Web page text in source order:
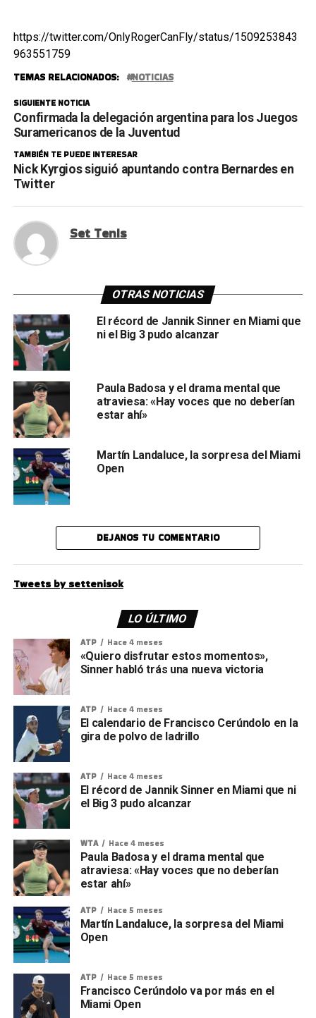
https://twitter.com/OnlyRogerCanFly/status/1509253843
963551759
TEMAS RELACIONADOS: NOTICIAS
SIGUIENTE NOTICIA
Confirmada la delegación argentina para los Juegos
Suramericanos de la Juventud
TAMBIÉN TE PUEDE INTERESAR
Nick Kyrgios siguió apuntando contra Bernardes en
Twitter
Set Tenis
OTRAS NOTICIAS
El récord de Jannik Sinner en Miami que
ni el Big 3 pudo alcanzar
Paula Badosa y el drama mental que
atraviesa: «Hay voces que no deberían
estar ahí»
Martín Landaluce, la sorpresa del Miami
Open
DEJANOS TU COMENTARIO
Tweets by settenisok
LO ÚLTIMO
ATP Hace 4 meses
«Quiero disfrutar estos momentos»,
Sinner habló trás una nueva victoria
ATP Hace 4 meses
El calendario de Francisco Cerúndolo en la
gira de polvo de ladrillo
ATP Hace 4 meses
El récord de Jannik Sinner en Miami que ni
el Big 3 pudo alcanzar
WTA Hace 4 meses
Paula Badosa y el drama mental que
atraviesa: «Hay voces que no deberían
estar ahí»
ATP Hace 5 meses
Martín Landaluce, la sorpresa del Miami
Open
ATP Hace 5 meses
Francisco Cerúndolo va por más en el
Miami Open